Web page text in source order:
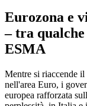
Eurozona e
– tra
ESMA
Mentre si riaccende
nell'area Euro, i
europea rafforzata